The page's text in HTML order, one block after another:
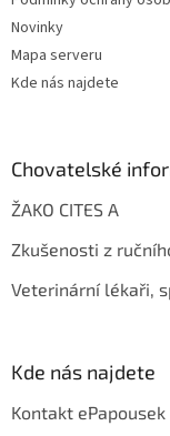
Novinky
Mapa serveru
Kde nás najdete
Chovatelské
ŽAKO CITES A
Zkušenosti z
Veterinární lékaři,
Kde nás najdete
Kontakt ePapousek